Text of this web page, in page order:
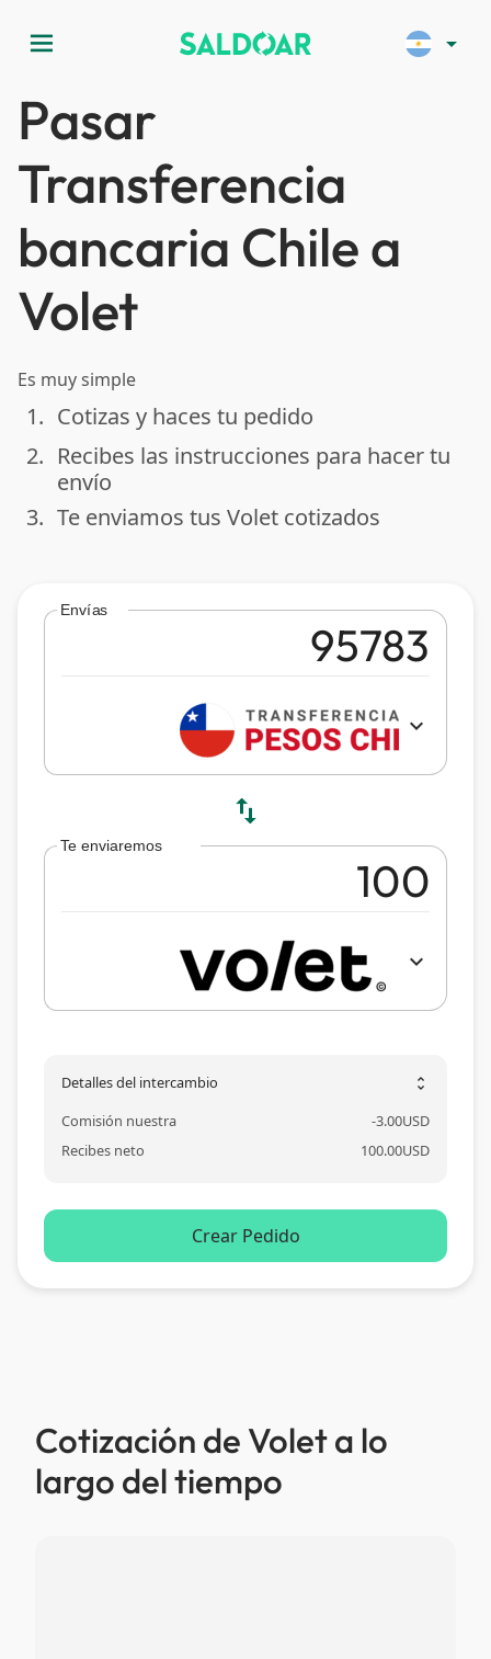
menu arrow_drop_down
Pasar
Transferencia
bancaria Chile a
Volet
Es muy simple
done
1. Cotizas y haces tu pedido
done
2. Recibes las instrucciones para hacer tu
envío
done
3. Te enviamos tus Volet cotizados
Envías
expand_more
swap_vert
Te enviaremos
expand_more
Detalles del intercambio unfold_more
Comisión nuestra -3.00USD
Recibes neto
100.00USD
Crear Pedido
Cotización de Volet a lo
largo del tiempo